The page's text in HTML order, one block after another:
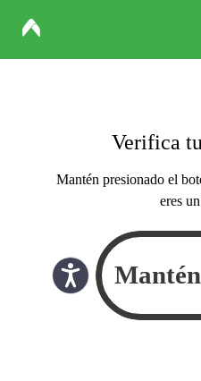
Verifica
Mantén presionado el
eres